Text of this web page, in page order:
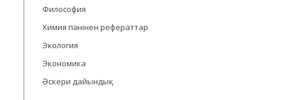
Философия
Химия пәнінен рефераттар
Экология
Экономика
Әскери дайындық